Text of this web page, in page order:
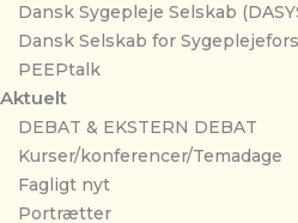
Dansk Sygepleje Selskab
Dansk Selskab for
PEEPtalk
Aktuelt
DEBAT & EKSTERN DEBAT
Kurser/konferencer/Temadage
Fagligt nyt
Portrætter